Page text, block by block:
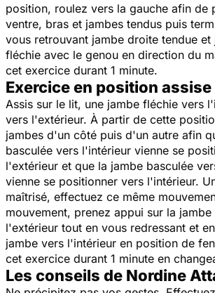
position, roulez vers la gauche afin de
ventre, bras et jambes tendus puis
vous retrouvant jambe droite tendue et
fléchie avec le genou en direction du
cet exercice durant 1 minute.
Exercice en position assise
Assis sur le lit, une jambe fléchie vers
vers l'extérieur. À partir de cette
jambes d'un côté puis d'un autre afin
basculée vers l'intérieur vienne se
l'extérieur et que la jambe basculée
vienne se positionner vers l'intérieur.
maîtrisé, effectuez ce même
mouvement, prenez appui sur la
l'extérieur tout en vous redressant et
jambe vers l'intérieur en position de
cet exercice durant 1 minute en
Les conseils de Nordine